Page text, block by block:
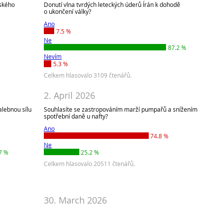
Donutí vlna tvrdých leteckých úderů Írán k dohodě
o ukončení války?
Ano
7.5 %
Ne
87.2 %
Nevím
5.3 %
Celkem hlasovalo 3109 čtenářů.
sílu
%
2. April 2026
Souhlasíte se zastropováním marží pumpařů a snížením
spotřební daně u nafty?
Ano
74.8 %
Ne
25.2 %
Celkem hlasovalo 20511 čtenářů.
30. March 2026